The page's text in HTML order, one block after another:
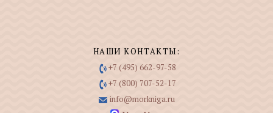
НАШИ КОНТАКТЫ:
+7 (495) 662-97-58
+7 (800) 707-52-17
info@morkniga.ru